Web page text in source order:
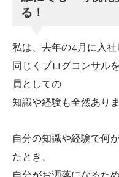
る！
私は、去年の4月に入社
同じくブログコンサル
員としての
知識や経験も全然あり
自分の知識や経験で何
たとき、